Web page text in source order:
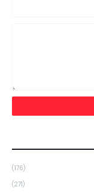
(176)
(271)